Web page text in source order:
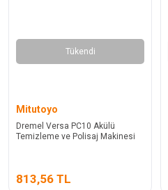
Tükendi
Mitutoyo
Dremel Versa PC10 Akülü
Temizleme ve Polisaj Makinesi
813,56 TL